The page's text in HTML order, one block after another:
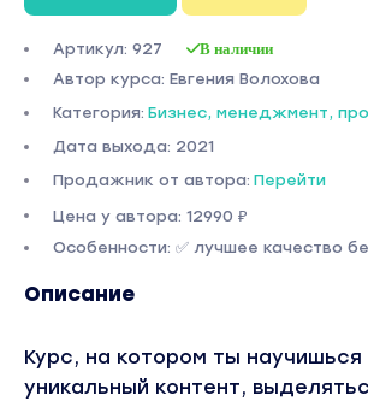
Артикул: 927 В наличии
Автор курса: Евгения Волохова
Категория: Бизнес, менеджмент,
Дата выхода: 2021
Продажник от автора: Перейти
Цена у автора: 12990 ₽
Особенности: ✅ лучшее качество
Описание
Курс, на котором ты
уникальный контент,